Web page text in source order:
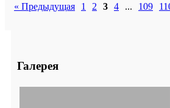
« Предыдущая
1 2 3 4 ... 109
Галерея